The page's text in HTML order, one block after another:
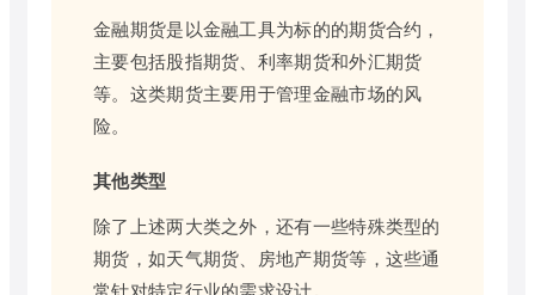
金融期货是以金融工具为标的的期货合约，
主要包括股指期货、利率期货和外汇期货
等。这类期货主要用于管理金融市场的风
险。
其他类型
除了上述两大类之外，还有一些特殊类型的
期货，如天气期货、房地产期货等，这些通